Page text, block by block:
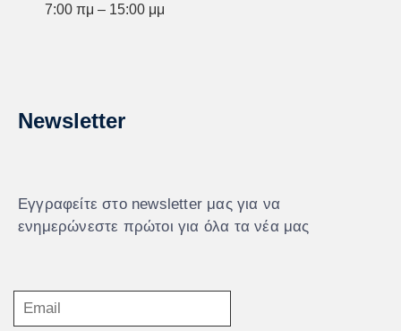
7:00 πμ – 15:00 μμ
Newsletter
Εγγραφείτε στο newsletter μας για να
ενημερώνεστε πρώτοι για όλα τα νέα μας